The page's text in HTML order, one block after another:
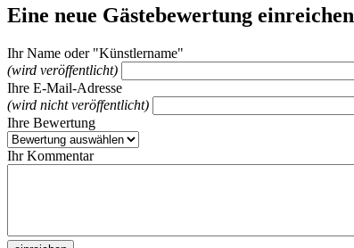
Eine neue Gästebewertung einreichen
Ihr Name oder "Künstlername"
(wird veröffentlicht)
Ihre E-Mail-Adresse
(wird nicht veröffentlicht)
Ihre Bewertung
Ihr Kommentar